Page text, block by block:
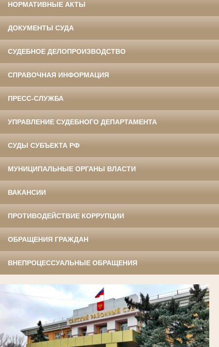
НОРМАТИВНЫЕ АКТЫ
ДОКУМЕНТЫ СУДА
СУДЕБНОЕ ДЕЛОПРОИЗВОДСТВО
СПРАВОЧНАЯ ИНФОРМАЦИЯ
ПРЕСС-СЛУЖБА
УПРАВЛЕНИЕ СУДЕБНОГО ДЕПАРТАМЕНТА
СУДЫ СУБЪЕКТА РФ
МУНИЦИПАЛЬНЫЕ ОРГАНЫ ВЛАСТИ
ВАКАНСИИ
ПРОТИВОДЕЙСТВИЕ КОРРУПЦИИ
ОБРАЩЕНИЯ ГРАЖДАН
ВНЕПРОЦЕССУАЛЬНЫЕ ОБРАЩЕНИЯ